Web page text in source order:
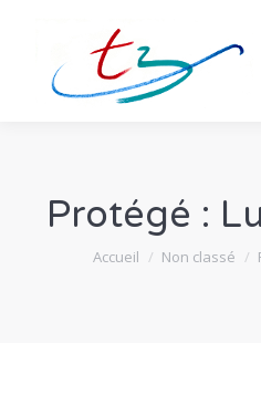
Protégé :
Vous êtes ici :
Accueil Non classé